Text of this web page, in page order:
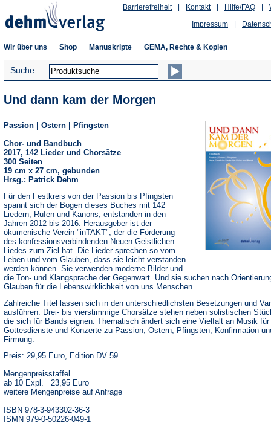
Hilfe/FAQ
Kontakt
Barrierefreiheit
Impressum
Wir über uns Shop Manuskripte GEMA, Rechte & Kopien
Suche:
Und dann kam der Morgen
Passion | Ostern | Pfingsten
Chor- und Bandbuch
2017, 142 Lieder und Chorsätze
300 Seiten
19 cm x 27 cm, gebunden
Hrsg.: Patrick Dehm
Für den Festkreis von der Passion bis Pfingsten
spannt sich der Bogen dieses Buches mit 142
Liedern, Rufen und Kanons, entstanden in den
Jahren 2012 bis 2016. Herausgeber ist der
ökumenische Verein "inTAKT", der die Förderung
des konfessionsverbindenden Neuen Geistlichen
Liedes zum Ziel hat. Die Lieder sprechen so vom
Leben und vom Glauben, dass sie leicht verstanden
werden können. Sie verwenden moderne Bilder und
die Ton- und Klangsprache der Gegenwart. Und sie suchen nach
Glauben für die Lebenswirklichkeit von uns Menschen.
Zahlreiche Titel lassen sich in den unterschiedlichsten Besetzungen und
ausführen. Drei- bis vierstimmige Chorsätze stehen neben solistischen
die sich für Bands eignen. Thematisch ändert sich eine Vielfalt an Musik für
Gottesdienste und Konzerte zu Passion, Ostern, Pfingsten, Konfirmation
Firmung.
Preis: 29,95 Euro, Edition DV 59
Mengenpreisstaffel
ab 10 Expl. 23,95 Euro
weitere Mengenpreise auf Anfrage
ISBN 978-3-943302-36-3
ISMN 979-0-50226-049-1